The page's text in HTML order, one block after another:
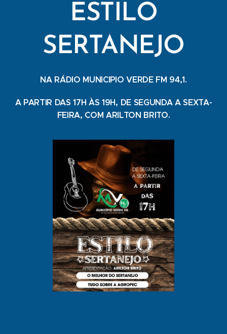
ESTILO
SERTANEJO
NA RÁDIO MUNICIPIO VERDE FM 94,1.
A PARTIR DAS 17H ÀS 19H, DE SEGUNDA A SEXTA-
FEIRA, COM ARILTON BRITO.